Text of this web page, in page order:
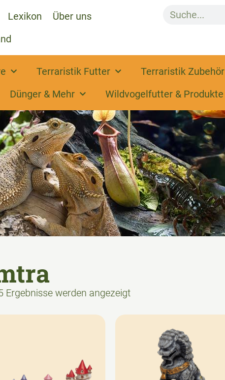
Lexikon
Über uns
Terraristik Futter Terraristik Zubehör
Dünger & Mehr Wildvogelfutter & Produkte
Ergebnisse werden angezeigt